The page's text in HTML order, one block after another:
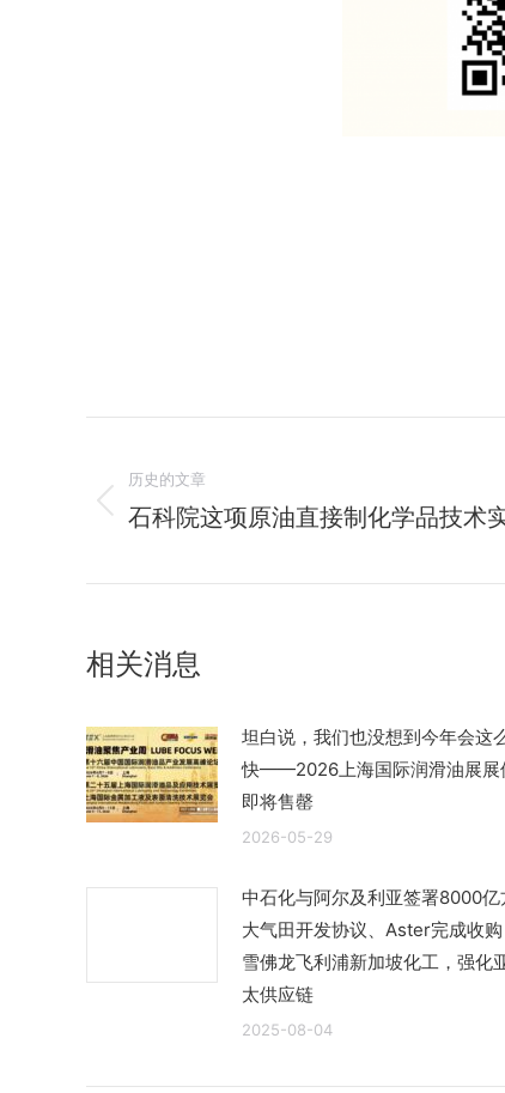
章
航
历史的文章
历
的
章：
石科院这项原油直接制化学品技术
相关消息
坦白说，我们也没想到今年会这
快——2026上海国际润滑油展展
即将售罄
2026-05-29
中石化与阿尔及利亚签署8000亿
大气田开发协议、Aster完成收购
雪佛龙飞利浦新加坡化工，强化
太供应链
2025-08-04